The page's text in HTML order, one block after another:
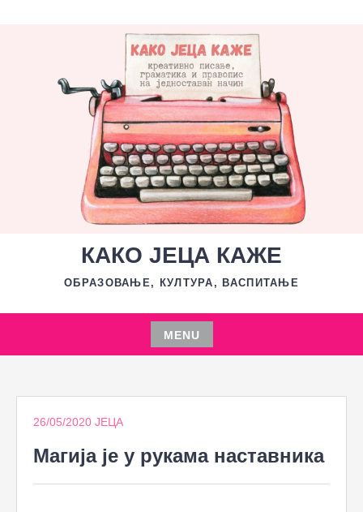
КАКО ЈЕЦА КАЖЕ
ОБРАЗОВАЊЕ, КУЛТУРА, ВАСПИТАЊЕ
MENU
Skip
content
26/05/2020 ЈЕЦА
Магија је у рукама наставника